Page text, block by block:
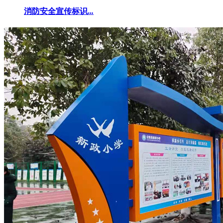
消防安全宣传标识...